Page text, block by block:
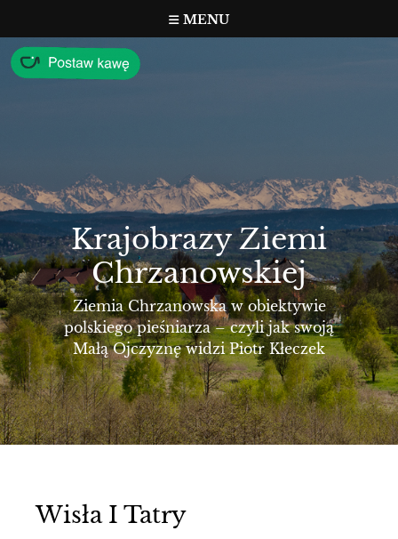
do
treści
MENU
Krajobrazy Ziemi
Chrzanowskiej
Ziemia Chrzanowska w obiektywie
polskiego pieśniarza – czyli jak swoją
Małą Ojczyznę widzi Piotr Kłeczek
Wisła I Tatry